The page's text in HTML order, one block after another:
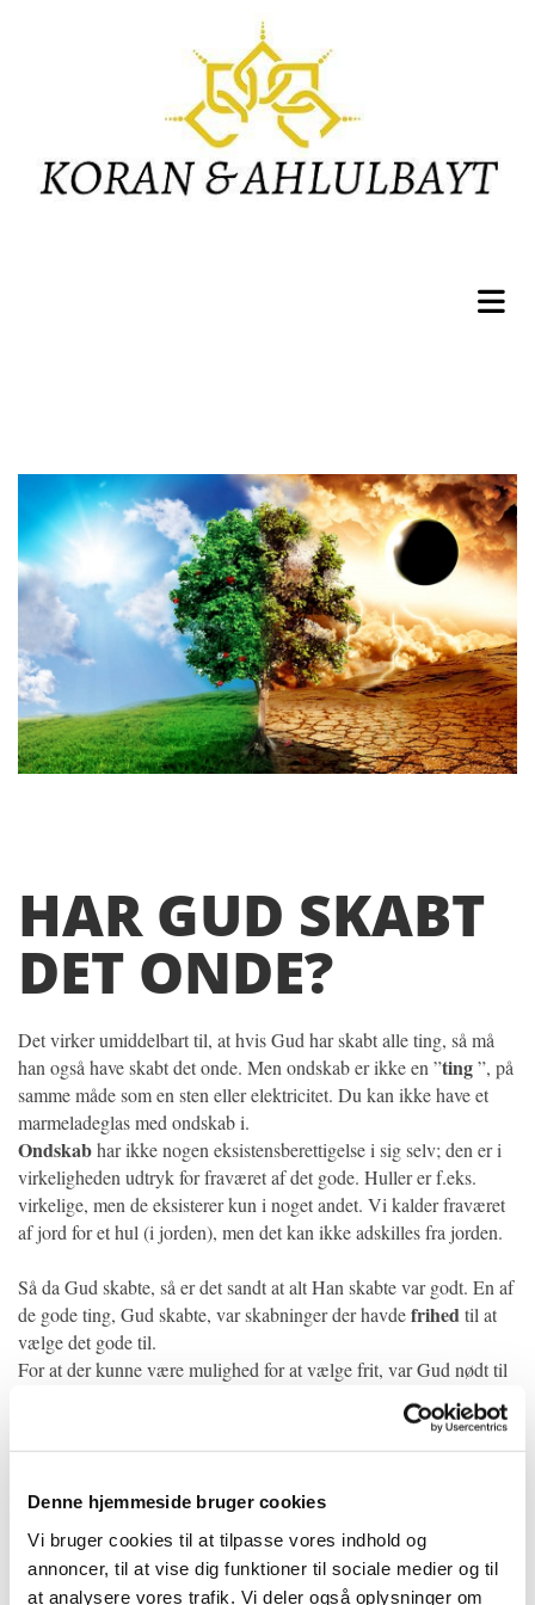
Denne hjemmeside bruger cookies
Vi bruger cookies til at tilpasse vores indhold og
annoncer, til at vise dig funktioner til sociale medier og til
at analysere vores trafik. Vi deler også oplysninger om
HAR GUD SKABT
DET ONDE?
Det virker umiddelbart til, at hvis Gud har skabt alle ting, så må
han også have skabt det onde. Men ondskab er ikke en ”ting”, på
samme måde som en sten eller elektricitet. Du kan ikke have et
marmeladeglas med ondskab i.
Ondskabhar ikke nogen eksistensberettigelse i sig selv; den er i
virkeligheden udtryk for fraværet af det gode. Huller er f.eks.
virkelige, men de eksisterer kun i noget andet. Vi kalder fraværet
af jord for et hul (i jorden), men det kan ikke adskilles fra jorden.
Så da Gud skabte, så er det sandt at alt Han skabte var godt. En af
de gode ting, Gud skabte, var skabninger der havdefrihedtil at
vælge det gode til.
For at der kunne være mulighed for at vælge frit, var Gud nødt til
at skabe en kontrast til det gode, som man kunne vælge. Så Gud
gav altså disse frie mennesker muligheden for enten at vælge det
gode eller vrage det gode (ondskab). Når et dårligt forhold opstår
ikke til en ”ting” som krævede at Gud skabte det.
Måske vil det hjælpe med et andet billede. Hvis en person bliver
spurgt, om ”kulde” eksisterer, så vil svaret højst sandsynligt være